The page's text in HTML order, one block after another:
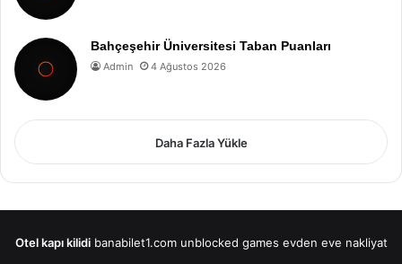
Bahçeşehir Üniversitesi Taban Puanları
Admin 4 Ağustos 2026
Daha Fazla Yükle
Otel kapı kilidi banabilet1.com unblocked games evden eve nakliyat